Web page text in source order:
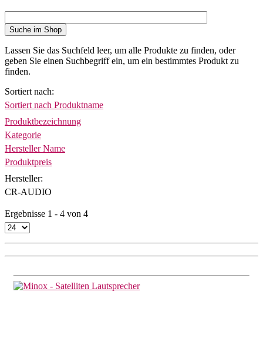
Suche im Shop
Lassen Sie das Suchfeld leer, um alle Produkte zu finden, oder
geben Sie einen Suchbegriff ein, um ein bestimmtes Produkt zu
finden.
Sortiert nach
Sortiert nach Produktname
Produktbezeichnung
Kategorie
Hersteller Name
Produktpreis
Hersteller:
CR-AUDIO
Ergebnisse 1 - 4 von 4